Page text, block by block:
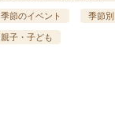
季節のイベント 季節別
親子・子ども